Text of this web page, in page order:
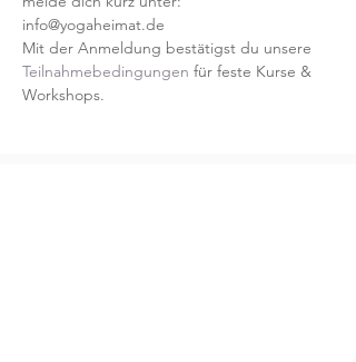
info@yogaheimat.de
Mit der Anmeldung bestätigst du unsere
Teilnahmebedingungen für feste Kurse &
Workshops.